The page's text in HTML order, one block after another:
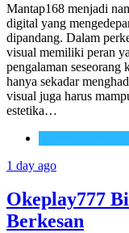
Mantap168 menjadi
digital yang
dipandang. Dalam
visual memiliki peran
pengalaman seseorang
hanya sekadar
visual juga harus
estetika…
1 day ago
Okeplay777
Berkesan